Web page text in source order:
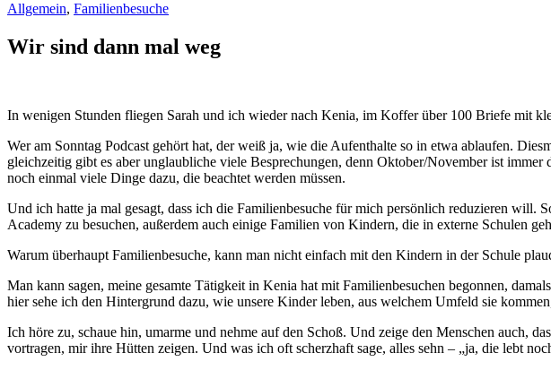
Allgemein, Familienbesuche
Wir sind dann mal weg
In wenigen Stunden fliegen Sarah und ich wieder nach Kenia, im Koffer über 100 Briefe mit
Wer am Sonntag Podcast gehört hat, der weiß ja, wie die Aufenthalte so in etwa ablaufen.
gleichzeitig gibt es aber unglaubliche viele Besprechungen, denn Oktober/November ist
noch einmal viele Dinge dazu, die beachtet werden müssen.
Und ich hatte ja mal gesagt, dass ich die Familienbesuche für mich persönlich reduzieren
Academy zu besuchen, außerdem auch einige Familien von Kindern, die in externe Schulen
Warum überhaupt Familienbesuche, kann man nicht einfach mit den Kindern in der Schule
Man kann sagen, meine gesamte Tätigkeit in Kenia hat mit Familienbesuchen begonnen,
hier sehe ich den Hintergrund dazu, wie unsere Kinder leben, aus welchem Umfeld sie
Ich höre zu, schaue hin, umarme und nehme auf den Schoß. Und zeige den Menschen auch,
vortragen, mir ihre Hütten zeigen. Und was ich oft scherzhaft sage, alles sehn – „ja, die lebt